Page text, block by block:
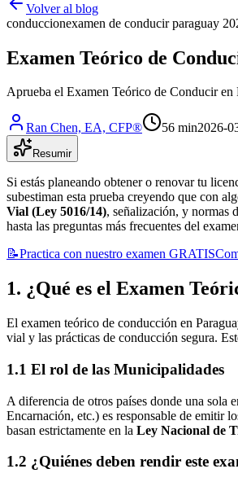
Volver al blog
conduccionexamen de conducir paraguay
Examen Teórico de
Aprueba el Examen Teórico de Conducir
Ran Chen, EA, CFP® 56 min2026-
Resumir
Si estás planeando obtener o renovar tu
subestiman esta prueba creyendo que con
Vial (Ley 5016/14), señalización, y normas
hasta las preguntas más frecuentes del
📝Practica con nuestro examen GRATIS
1. ¿Qué es el Examen
El examen teórico de conducción en
vial y las prácticas de conducción segura.
1.1 El rol de las Municipalidades
A diferencia de otros países donde una sola
Encarnación, etc.) es responsable de emitir
basan estrictamente en la Ley Nacional de
1.2 ¿Quiénes deben rendir este